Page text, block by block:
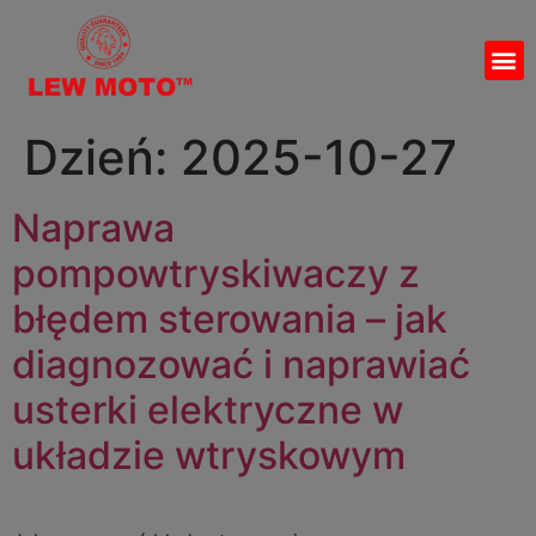
Dzień: 2025-10-27
Naprawa
pompowtryskiwaczy z
błędem sterowania – jak
diagnozować i naprawiać
usterki elektryczne w
układzie wtryskowym